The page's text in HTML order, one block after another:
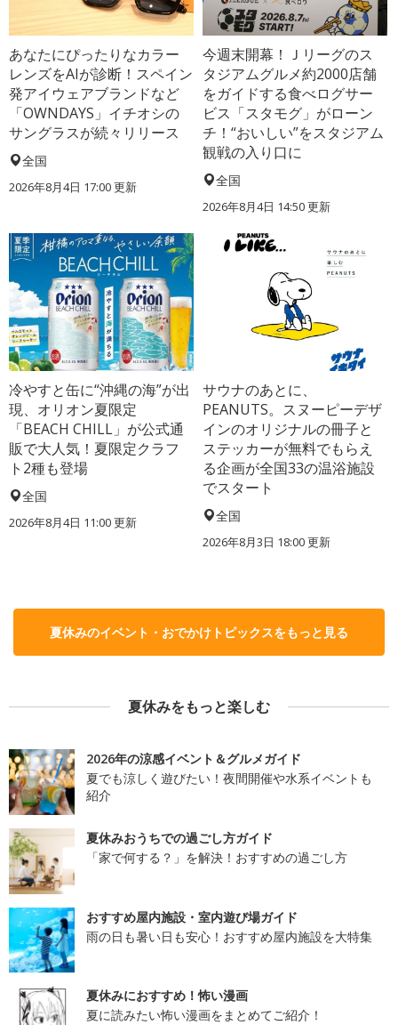
あなたにぴったりなカラー
レンズをAIが診断！スペイン
発アイウェアブランドなど
「OWNDAYS」イチオシの
サングラスが続々リリース
全国
2026年8月4日 17:00更新
今週末開幕！Ｊリーグのス
タジアムグルメ約2000店舗
をガイドする食べログサー
ビス「スタモグ」がローン
チ！“おいしい”をスタジアム
観戦の入り口に
全国
2026年8月4日 14:50更新
冷やすと缶に“沖縄の海”が出
現、オリオン夏限定
「BEACH CHILL」が公式通
販で大人気！夏限定クラフ
ト2種も登場
全国
2026年8月4日 11:00更新
サウナのあとに、
PEANUTS。スヌーピーデザ
インのオリジナルの冊子と
ステッカーが無料でもらえ
る企画が全国33の温浴施設
でスタート
全国
2026年8月3日 18:00更新
夏休みのイベント・おでかけトピックスをもっと見る
夏休みをもっと楽しむ
2026年の涼感イベント＆グルメガイド
夏でも涼しく遊びたい！夜間開催や水系イベントも
紹介
夏休みおうちでの過ごし方ガイド
「家で何する？」を解決！おすすめの過ごし方
おすすめ屋内施設・室内遊び場ガイド
雨の日も暑い日も安心！おすすめ屋内施設を大特集
夏休みにおすすめ！怖い漫画
夏に読みたい怖い漫画をまとめてご紹介！